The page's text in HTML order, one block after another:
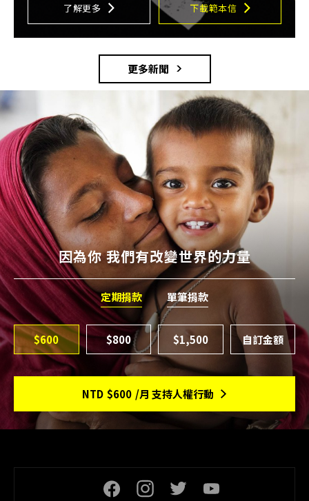
了解更多 下載範本信
更多新聞
因為你 我們有改變世界的力量
定期捐款 單筆捐款
$600 $800 $1,500
NTD $600 /月 支持人權行動
頁尾社交連結